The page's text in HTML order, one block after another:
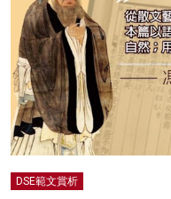
DSE範文賞析